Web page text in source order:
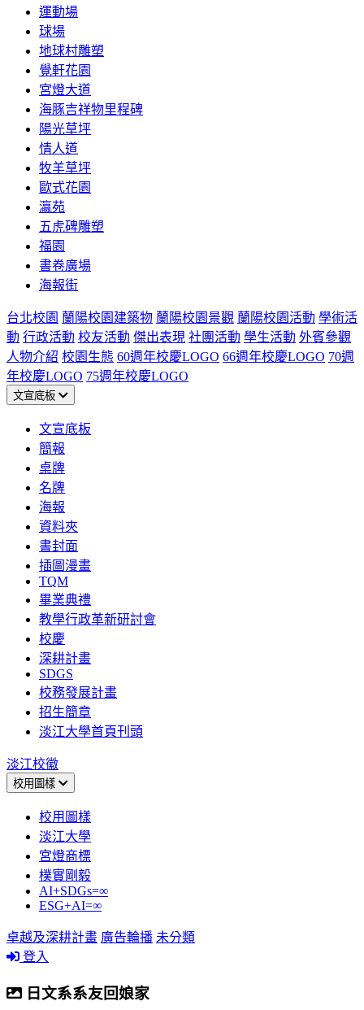
運動場
球場
地球村雕塑
覺軒花園
宮燈大道
海豚吉祥物里程碑
陽光草坪
情人道
牧羊草坪
歐式花園
瀛苑
五虎碑雕塑
福園
書卷廣場
海報街
台北校園 蘭陽校園建築物 蘭陽校園景觀 蘭陽校園活動 學術活
動 行政活動 校友活動 傑出表現 社團活動 學生活動 外賓參觀
人物介紹 校園生態 60週年校慶LOGO 66週年校慶LOGO 70週
年校慶LOGO 75週年校慶LOGO
文宣底板
文宣底板
簡報
桌牌
名牌
海報
資料夾
書封面
插圖漫畫
TQM
畢業典禮
教學行政革新研討會
校慶
深耕計畫
SDGS
校務發展計畫
招生簡章
淡江大學首頁刊頭
淡江校徽
校用圖樣
校用圖樣
淡江大學
宮燈商標
樸實剛毅
AI+SDGs=∞
ESG+AI=∞
卓越及深耕計畫 廣告輪播 未分類
登入
日文系系友回娘家